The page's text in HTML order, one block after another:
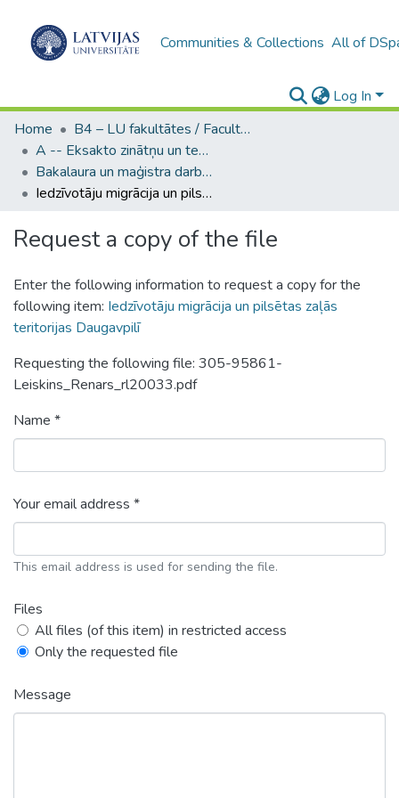
Communities & Collections All of
Log In
Home
B4 – LU fakultātes / Faculties of the UL
A -- Eksakto zinātņu un tehnoloģiju fakultāte / Faculty of Science and Technology
Bakalaura un maģistra darbi (EZTF) / Bachelor's and Master's theses
Iedzīvotāju migrācija un pilsētas zaļās teritorijas Daugavpilī
Request a copy of the file
Enter the following information to request a copy for the
following item: Iedzīvotāju migrācija un pilsētas zaļās
teritorijas Daugavpilī
Requesting the following file: 305-95861-
Leiskins_Renars_rl20033.pdf
Name *
Your email address *
This email address is used for sending the file.
Files
All files (of this item) in restricted access
Only the requested file
Message